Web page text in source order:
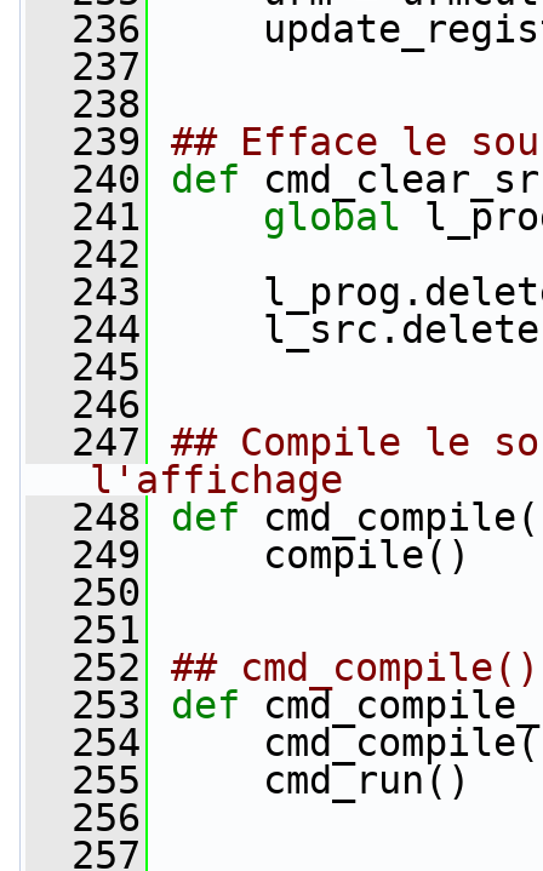
  236
  237
  238
  239
## Efface le
  240
def
  241
global
  242
  243
  244
  245
  246
  247
## Compile le
l'affichage
  248
def
  249
compile()
  250
  251
  252
##
  253
def
  254
  255
cmd_run()
  256
  257